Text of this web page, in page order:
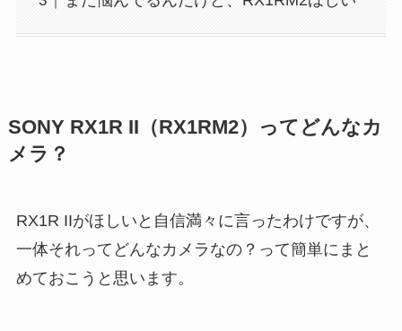
SONY RX1R II（RX1RM2）ってどんなカ
メラ？
RX1R IIがほしいと自信満々に言ったわけですが、
一体それってどんなカメラなの？って簡単にまと
めておこうと思います。